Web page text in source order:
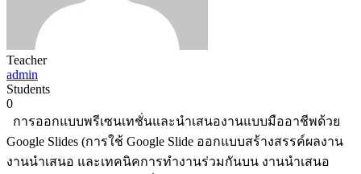
Teacher
admin
Students
0
การออกแบบพรีเซนเทชั่นและนำเสนองานแบบมืออาชีพด้วย
Google Slides (การใช้ Google Slide ออกแบบสร้างสรรค์ผลงาน
งานนำเสนอ และเทคนิคการทำงานร่วมกันบน งานนำเสนอ